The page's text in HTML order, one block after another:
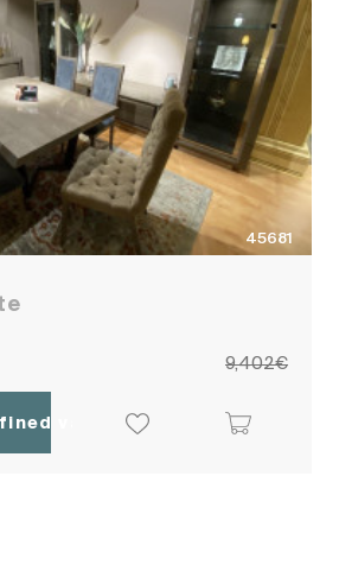
45681
9,402€
variable: